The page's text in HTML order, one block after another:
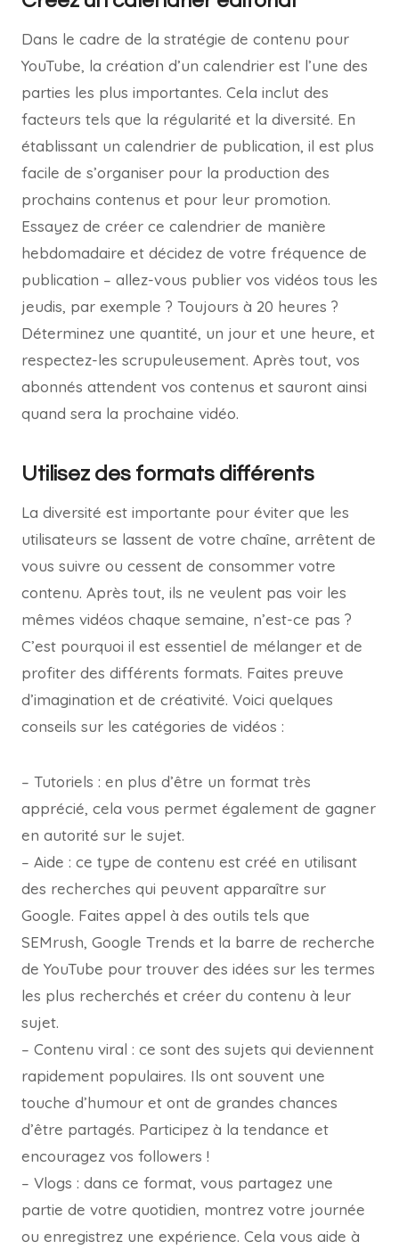
Dans le cadre de la stratégie de contenu pour
YouTube, la création d’un calendrier est l’une des
parties les plus importantes. Cela inclut des
facteurs tels que la régularité et la diversité. En
établissant un calendrier de publication, il est plus
facile de s’organiser pour la production des
prochains contenus et pour leur promotion.
Essayez de créer ce calendrier de manière
hebdomadaire et décidez de votre fréquence de
publication – allez-vous publier vos vidéos tous les
jeudis, par exemple ? Toujours à 20 heures ?
Déterminez une quantité, un jour et une heure, et
respectez-les scrupuleusement. Après tout, vos
abonnés attendent vos contenus et sauront ainsi
quand sera la prochaine vidéo.
Utilisez des formats différents
La diversité est importante pour éviter que les
utilisateurs se lassent de votre chaîne, arrêtent de
vous suivre ou cessent de consommer votre
contenu. Après tout, ils ne veulent pas voir les
mêmes vidéos chaque semaine, n’est-ce pas ?
C’est pourquoi il est essentiel de mélanger et de
profiter des différents formats. Faites preuve
d’imagination et de créativité. Voici quelques
conseils sur les catégories de vidéos :
– Tutoriels : en plus d’être un format très
apprécié, cela vous permet également de gagner
en autorité sur le sujet.
– Aide : ce type de contenu est créé en utilisant
des recherches qui peuvent apparaître sur
Google. Faites appel à des outils tels que
SEMrush, Google Trends et la barre de recherche
de YouTube pour trouver des idées sur les termes
les plus recherchés et créer du contenu à leur
sujet.
– Contenu viral : ce sont des sujets qui deviennent
rapidement populaires. Ils ont souvent une
touche d’humour et ont de grandes chances
d’être partagés. Participez à la tendance et
encouragez vos followers !
– Vlogs : dans ce format, vous partagez une
partie de votre quotidien, montrez votre journée
ou enregistrez une expérience. Cela vous aide à